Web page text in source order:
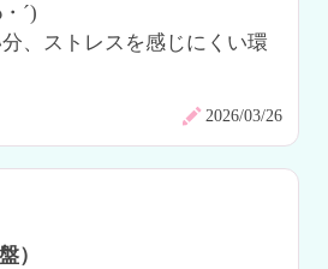
´)
、ストレスを感じにくい環
2026/03/26
）